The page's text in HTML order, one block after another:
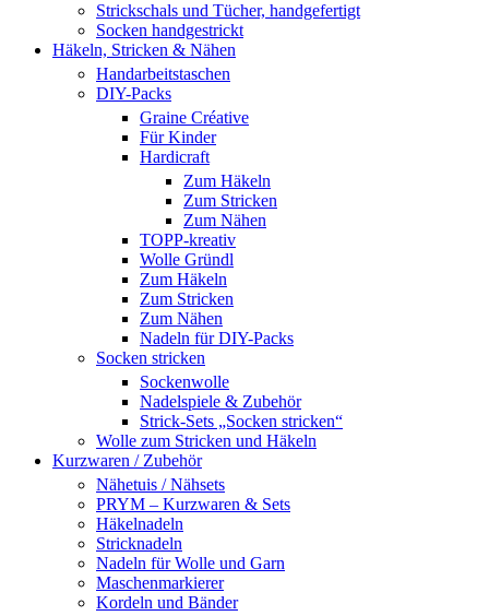
Strickschals und Tücher, handgefertigt
Socken handgestrickt
Häkeln, Stricken & Nähen
Handarbeitstaschen
DIY-Packs
Graine Créative
Für Kinder
Hardicraft
Zum Häkeln
Zum Stricken
Zum Nähen
TOPP-kreativ
Wolle Gründl
Zum Häkeln
Zum Stricken
Zum Nähen
Nadeln für DIY-Packs
Socken stricken
Sockenwolle
Nadelspiele & Zubehör
Strick-Sets „Socken stricken“
Wolle zum Stricken und Häkeln
Kurzwaren / Zubehör
Nähetuis / Nähsets
PRYM – Kurzwaren & Sets
Häkelnadeln
Stricknadeln
Nadeln für Wolle und Garn
Maschenmarkierer
Kordeln und Bänder